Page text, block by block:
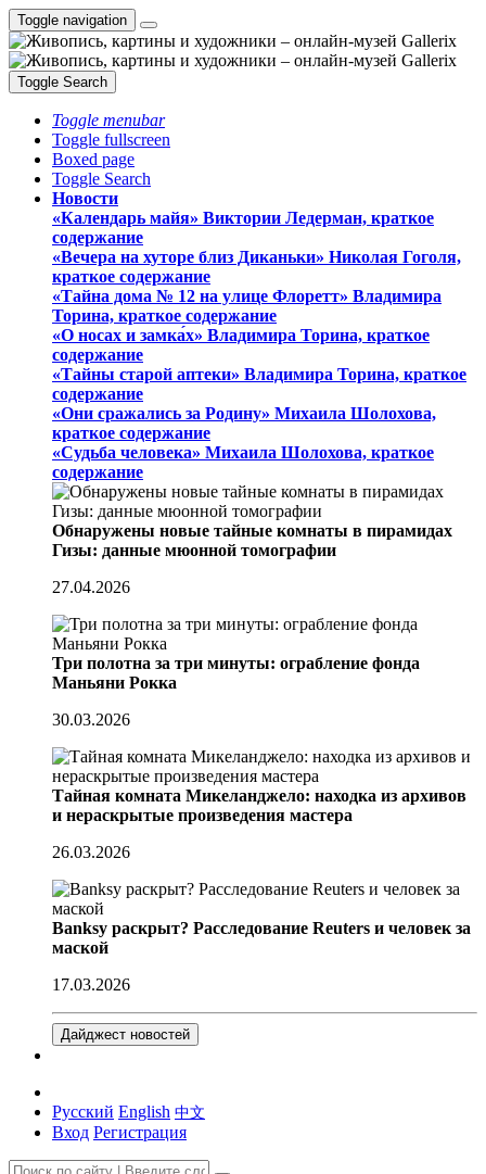
Toggle navigation
Toggle Search
Toggle menubar
Toggle fullscreen
Boxed page
Toggle Search
Новости
«Календарь майя» Виктории Ледерман, краткое
содержание
«Вечера на хуторе близ Диканьки» Николая Гоголя,
краткое содержание
«Тайна дома № 12 на улице Флоретт» Владимира
Торина, краткое содержание
«О носах и замка́х» Владимира Торина, краткое
содержание
«Тайны старой аптеки» Владимира Торина, краткое
содержание
«Они сражались за Родину» Михаила Шолохова,
краткое содержание
«Судьба человека» Михаила Шолохова, краткое
содержание
Обнаружены новые тайные комнаты в пирамидах
Гизы: данные мюонной томографии
27.04.2026
Три полотна за три минуты: ограбление фонда
Маньяни Рокка
30.03.2026
Тайная комната Микеланджело: находка из архивов
и нераскрытые произведения мастера
26.03.2026
Banksy раскрыт? Расследование Reuters и человек за
маской
17.03.2026
Дайджест новостей
Русский English 中文
Вход Регистрация